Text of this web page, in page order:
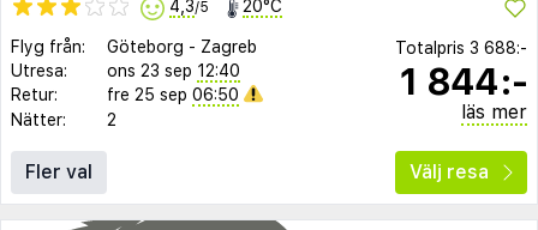
4,3/5 20°C
Flyg från: Göteborg - Zagreb
Utresa:
ons 23 sep 12:40
Retur:
fre 25 sep 06:50
Nätter:
2
Totalpris 3 688:-
1 844:-
läs mer
Fler val Välj resa